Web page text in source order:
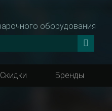
оборудования
Скидки Бренды